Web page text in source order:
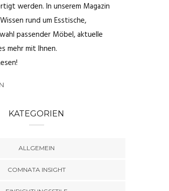
werden. In unserem Magazin
rund um Esstische,
passender Möbel, aktuelle
mehr mit Ihnen.
KATEGORIEN
ALLGEMEIN
COMNATA INSIGHT